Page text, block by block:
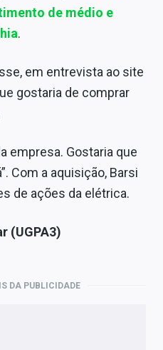
de médio e
.
em entrevista ao site
gostaria de comprar
empresa. Gostaria que
Com a aquisição, Barsi
de ações da elétrica.
(UGPA3)
DA PUBLICIDADE